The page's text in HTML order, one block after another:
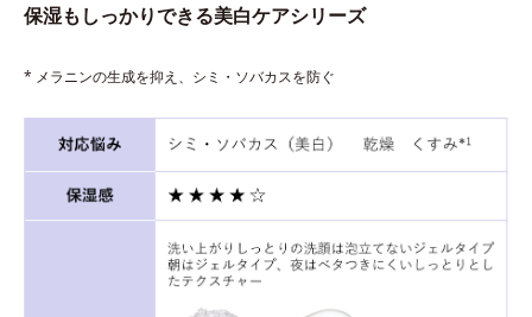
保湿もしっかりできる美白ケアシリーズ
* メラニンの生成を抑え、シミ・ソバカスを防ぐ